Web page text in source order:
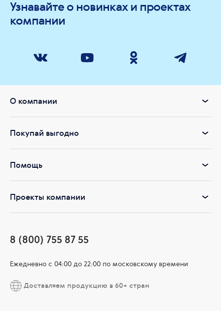
Узнавайте о новинках и проектах
компании
О компании
Покупай выгодно
Помощь
Проекты компании
8 (800) 755 87 55
Ежедневно c 04:00 до 22:00 по московскому времени
Доставляем продукцию в 60+ стран